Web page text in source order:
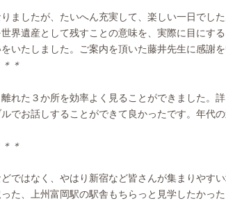
ましたが、たいへん充実して、楽しい⼀⽇でした
界遺産として残すことの意味を、実際に⽬にす
いたしました。ご案内を頂いた藤井先⽣に感謝を
＊
れた３か所を効率よく⾒ることができました。
でお話しすることができて良かったです。年代
＊
ではなく、やはり新宿など皆さんが集まりやす
た、上州富岡駅の駅舎もちらっと⾒学したかった